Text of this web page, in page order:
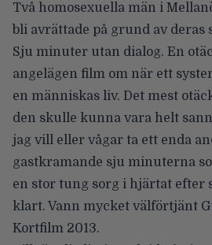
Två homosexuella män i
bli avrättade på grund av deras
Sju minuter utan dialog. En
angelägen film om när ett
en människas liv. Det mest
den skulle kunna vara helt
jag vill eller vågar ta ett enda
gastkramande sju minuterna
en stor tung sorg i hjärtat efter
klart. Vann mycket välförtjänt
Kortfilm 2013.